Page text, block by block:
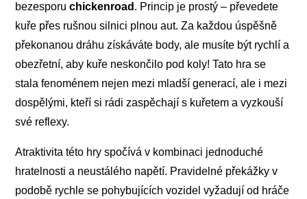
bezesporuchickenroad . Princip je prostý – převedete
kuře přes rušnou silnici plnou aut. Za každou úspěšně
překonanou dráhu získáváte body, ale musíte být rychlí a
obezřetní, aby kuře neskončilo pod koly! Tato hra se
stala fenoménem nejen mezi mladší generací, ale i mezi
dospělými, kteří si rádi zaspěchají s kuřetem a vyzkouší
své reflexy.
Atraktivita této hry spočívá v kombinaci jednoduché
hratelnosti a neustálého napětí. Pravidelné překážky v
podobě rychle se pohybujících vozidel vyžadují od hráče